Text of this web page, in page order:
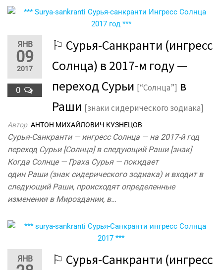
ЯНВ
09
2017
0
⚐ Сурья-Санкранти (ингресс
Солнца) в 2017-м году —
переход Сурьи [“Солнца”] в
Раши [знаки сидерического зодиака]
Автор АНТОН МИХАЙЛОВИЧ КУЗНЕЦОВ
Сурья-Санкранти — ингресс Солнца — на 2017-й год
переход Сурьи [Солнца] в следующий Раши [знак]
Когда Солнце — Граха Сурья — покидает
один Раши (знак сидерического зодиака) и входит в
следующий Раши, происходят определенные
изменения в Мироздании, в…
ЯНВ
⚐ Сурья-Санкранти (ингресс